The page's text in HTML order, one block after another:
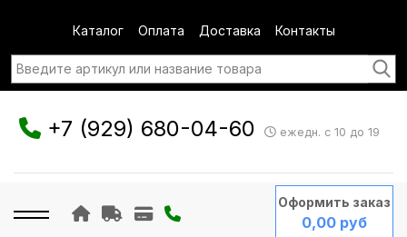
Каталог Оплата Доставка Контакты
+7 (929) 680-04-60 ежедн. с 10 до 19
Оформить заказ
0,00 руб